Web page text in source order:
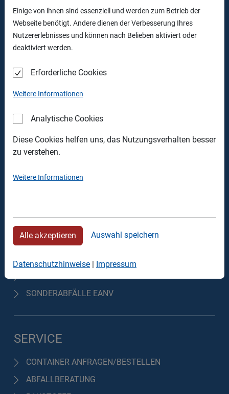
Thomas Walter Containerdienst
Verwaltung
Schlehdornweg 17
Fax: +49 911 428106
Recyclingpark
Rehlingerstrasse 22
90453 Nürnberg
DIENSTLEISTUNGEN
CONTAINERDIENST
ENTSORGUNG
SONDERABFÄLLE EANV
SERVICE
CONTAINER ANFRAGEN/BESTELLEN
ABFALLBERATUNG
Einige von ihnen sind essenziell und werden zum Betrieb der
Webseite benötigt. Andere dienen der Verbesserung Ihres
Nutzererlebnisses und können nach Belieben aktiviert oder
deaktiviert werden.
Erforderliche Cookies
Weitere Informationen
Analytische Cookies
Diese Cookies helfen uns, das Nutzungsverhalten besser
zu verstehen.
Weitere Informationen
Alle akzeptieren Auswahl speichern
Datenschutzhinweise | Impressum